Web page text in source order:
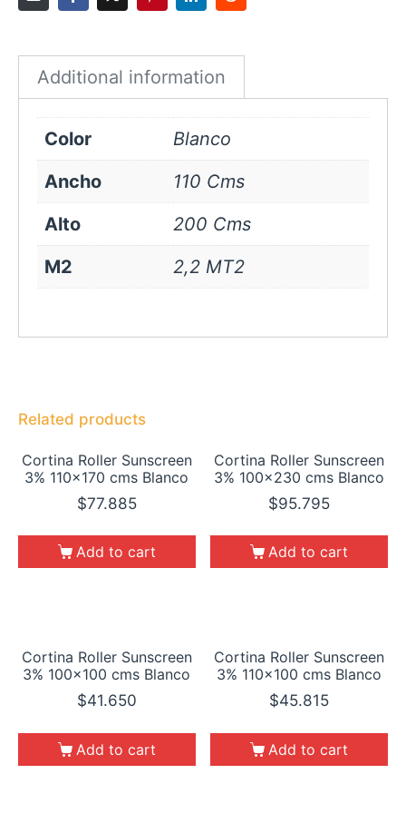
Additional information
Color
Blanco
Ancho
110 Cms
Alto
200 Cms
M2
2,2 MT2
Related products
Cortina Roller Sunscreen
3% 110×170 cms Blanco
$77.885
Add to cart
Cortina Roller Sunscreen
3% 100×230 cms Blanco
$95.795
Add to cart
Cortina Roller Sunscreen
3% 100×100 cms Blanco
$41.650
Add to cart
Cortina Roller Sunscreen
3% 110×100 cms Blanco
$45.815
Add to cart